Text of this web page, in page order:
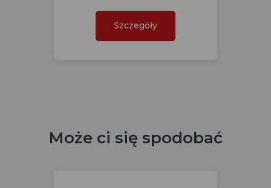
Szczegóły
Może ci się spodobać